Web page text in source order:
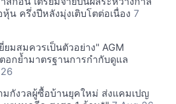
น ครึ่งปีหลังมุ่งเติบโตต่อเนื่อง 7
ยมสมควรเป็นตัวอย่าง" AGM
อกย้ำมาตรฐานการกำกับดูแล
มกังวลผู้ซื้อบ้านยุคใหม่ ส่งแคมเปญ